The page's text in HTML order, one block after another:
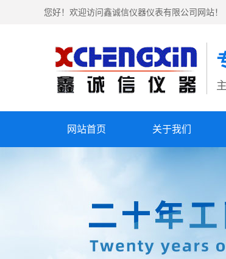
您好！欢迎访问鑫诚信仪器仪表有限公司网站！
网站首页 关于我们